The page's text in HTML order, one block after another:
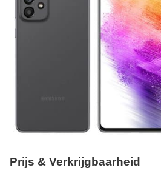
Prijs & Verkrijgbaarheid